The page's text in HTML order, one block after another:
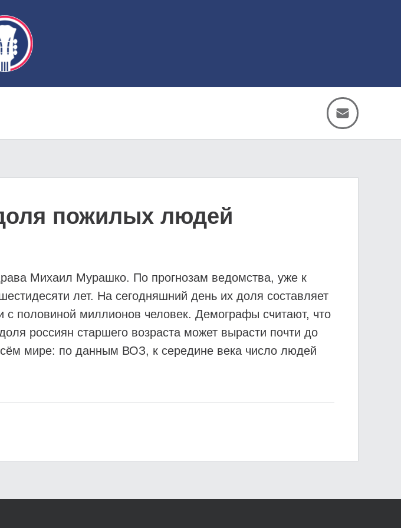
пожилых людей
Михаил Мурашко. По прогнозам ведомства, уже к
лет. На сегодняшний день их доля составляет
с половиной миллионов человек. Демографы считают, что
россиян старшего возраста может вырасти почти до
мире: по данным ВОЗ, к середине века число людей